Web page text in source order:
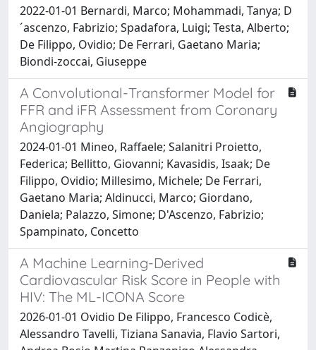
2022-01-01 Bernardi, Marco; Mohammadi, Tanya; D
´ascenzo, Fabrizio; Spadafora, Luigi; Testa, Alberto;
De Filippo, Ovidio; De Ferrari, Gaetano Maria;
Biondi-zoccai, Giuseppe
A Convolutional-Transformer Model for
FFR and iFR Assessment from Coronary
Angiography
2024-01-01 Mineo, Raffaele; Salanitri Proietto,
Federica; Bellitto, Giovanni; Kavasidis, Isaak; De
Filippo, Ovidio; Millesimo, Michele; De Ferrari,
Gaetano Maria; Aldinucci, Marco; Giordano,
Daniela; Palazzo, Simone; D'Ascenzo, Fabrizio;
Spampinato, Concetto
A Machine Learning-Derived
Cardiovascular Risk Score in People with
HIV: The ML-ICONA Score
2026-01-01 Ovidio De Filippo, Francesco Codicè,
Alessandro Tavelli, Tiziana Sanavia, Flavio Sartori,